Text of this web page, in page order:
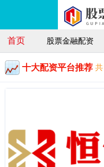
首页 股票金融配资
十大配资平台推荐 共